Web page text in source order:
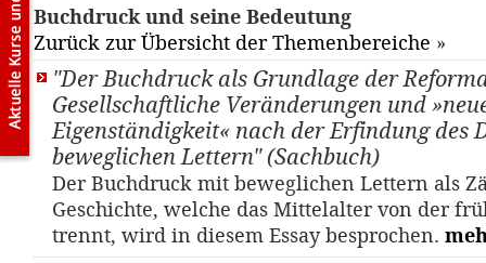
Buchdruck und seine Bedeutung
Zurück zur Übersicht der Themenbereiche »
"Der Buchdruck als Grundlage der
Gesellschaftliche Veränderungen und
Eigenständigkeit« nach der Erfindung des
beweglichen Lettern" (Sachbuch)
Der Buchdruck mit beweglichen Lettern als
Geschichte, welche das Mittelalter von der
trennt, wird in diesem Essay besprochen.